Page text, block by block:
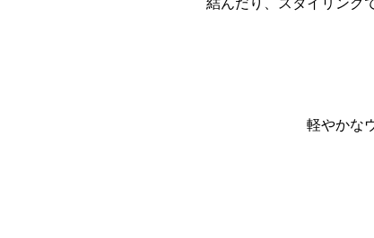
結んだり、スタイリング
軽やかな